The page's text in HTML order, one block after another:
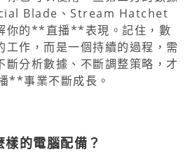
Blade、Stream Hatchet
你的**直播**表現。記住，數
工作，而是一個持續的過程，需
斷分析數據、不斷調整策略，才
**事業不斷成長。
的電腦配備？